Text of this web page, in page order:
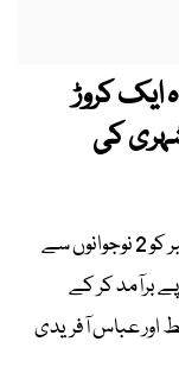
کروڑ
کی
تھانہ کینٹ پولیس نے ایک کروڑ روپے 24 ستمبر کو 2 نوجوانوں سے
برآمد کر کے
اور عباس آفریدی